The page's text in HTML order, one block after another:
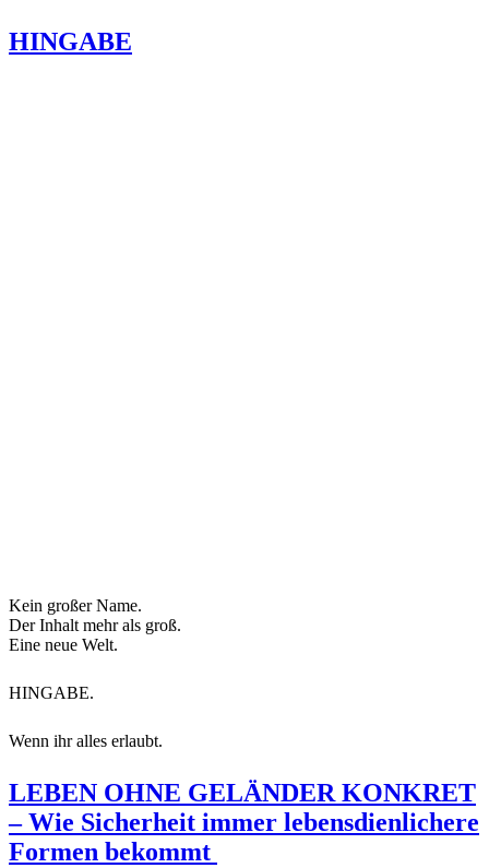
HINGABE
Kein großer Name.
Der Inhalt mehr als groß.
Eine neue Welt.
HINGABE.
Wenn ihr alles erlaubt.
LEBEN OHNE GELÄNDER KONKRET
– Wie Sicherheit immer lebensdienlichere
Formen bekommt